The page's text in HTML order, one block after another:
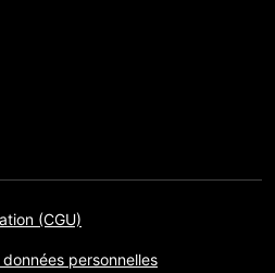
(CGU)
personnelles